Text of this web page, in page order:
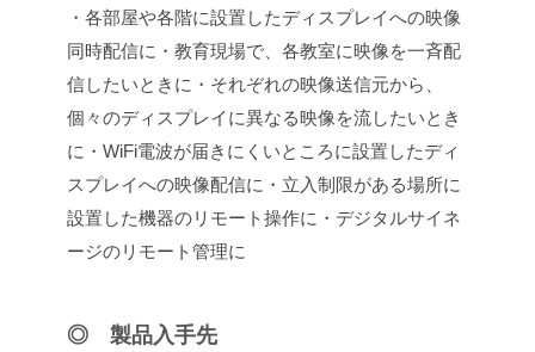
・各部屋や各階に設置したディスプレイへの映像
同時配信に ・教育現場で、各教室に映像を一斉配
信したいときに ・それぞれの映像送信元から、
個々のディスプレイに異なる映像を流したいとき
に ・WiFi電波が届きにくいところに設置したディ
スプレイへの映像配信に ・立入制限がある場所に
設置した機器のリモート操作に ・デジタルサイネ
ージのリモート管理に
◎ 製品入手先